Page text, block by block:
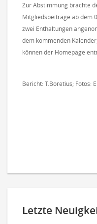
Zur Abstimmung brachte
Mitgliedsbeiträge ab dem
zwei Enthaltungen
dem kommenden
können der Homepage
Bericht: T.Boretius; Fotos:
Letzte